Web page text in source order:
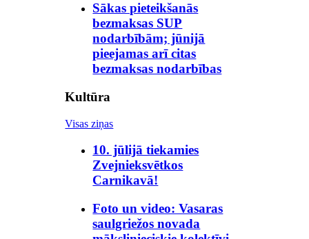
Sākas pieteikšanās
bezmaksas SUP
nodarbībām; jūnijā
pieejamas arī citas
bezmaksas nodarbības
Kultūra
Visas ziņas
10. jūlijā tiekamies
Zvejnieksvētkos
Carnikavā!
Foto un video: Vasaras
saulgriežos novada